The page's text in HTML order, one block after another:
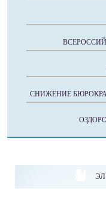
СНИЖЕНИЕ